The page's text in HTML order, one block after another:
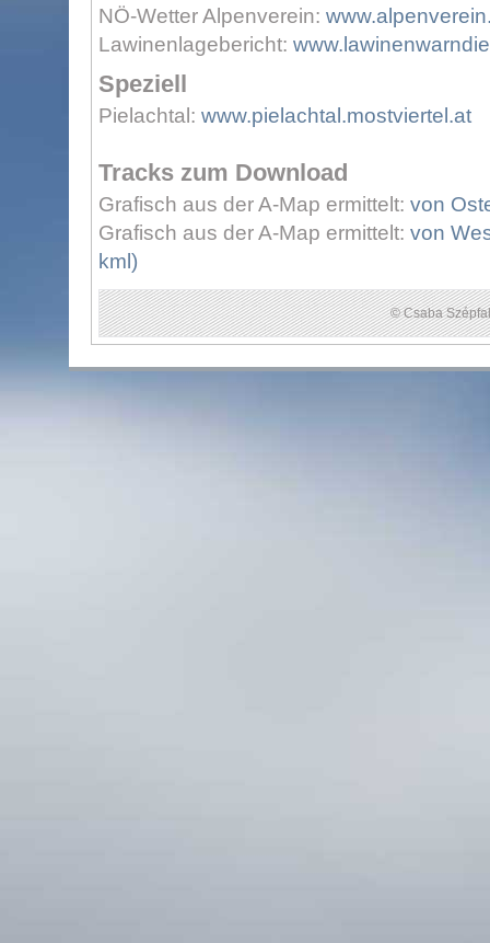
NÖ-Wetter Alpenverein:
Lawinenlagebericht:
Speziell
Pielachtal: www.pielachtal.mostviertel.at
Tracks zum Download
Grafisch aus der A-Map ermittelt: von
Grafisch aus der A-Map ermittelt: von
kml)
© Csaba